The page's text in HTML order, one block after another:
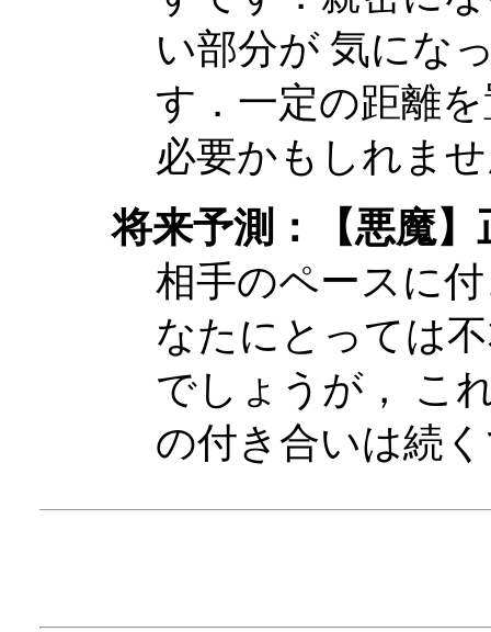
い部分が 気にな
す．一定の距離
必要かもしれま
将来予測：【悪魔】
相手のペースに
なたにとっては
でしょうが， こ
の付き合いは続